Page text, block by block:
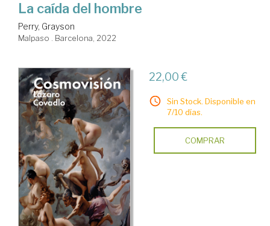
La caída del hombre
Perry, Grayson
Malpaso . Barcelona, 2022
22,00 €
Sin Stock. Disponible en
7/10 días.
COMPRAR